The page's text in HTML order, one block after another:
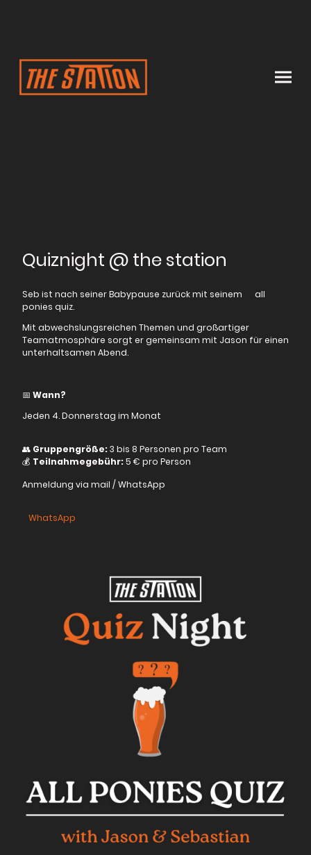
Quiznight @ the station
Seb ist nach seiner Babypause zurück mit seinem all
ponies quiz.
Mit abwechslungsreichen Themen und großartiger
Teamatmosphäre sorgt er gemeinsam mit Jason für einen
unterhaltsamen Abend.
📅 Wann?
Jeden 4. Donnerstag im Monat
👥 Gruppengröße:3 bis 8 Personen pro Team
💰 Teilnahmegebühr:5 € pro Person
Anmeldung via mail / WhatsApp
WhatsApp